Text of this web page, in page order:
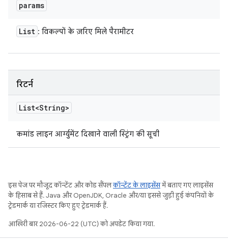
params
List : विकल्पों के ज़रिए मिले पैरामीटर
रिटर्न
List<String>
कमांड लाइन आर्ग्युमेंट दिखाने वाली स्ट्रिंग की सूची
इस पेज पर मौजूद कॉन्टेंट और कोड सैंपलकॉन्टेंट के लाइसेंसमें बताए गए लाइसेंस
के हिसाब से हैं. Java और OpenJDK, Oracle और/या इससे जुड़ी हुई कंपनियों के
ट्रेडमार्क या रजिस्टर किए हुए ट्रेडमार्क हैं.
आखिरी बार 2026-06-22 (UTC) को अपडेट किया गया.